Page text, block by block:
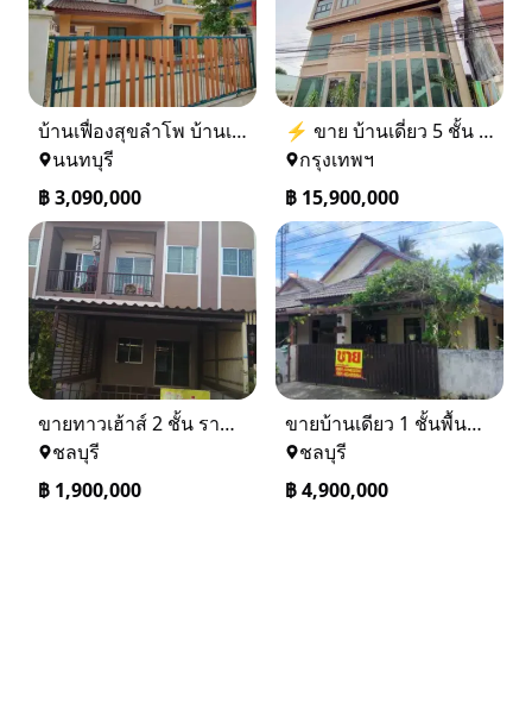
บ้านเฟื่องสุขลำโพ บ้านเดี่ยวสร้างใหม่ บางบัวทอง
นนทบุรี
฿3,090,000
⚡ ขาย บ้านเดี่ยว 5 ชั้น ซอย ประชาชื่น 14 ใกล้ BTS
กรุงเทพฯ
฿ 15,900,000
ขายทาวเฮ้าส์ 2 ชั้น ราคา 1.9 ล้านบาท ที่อยู่ ศรีราชา ชลบุรี
ชลบุรี
฿ 1,900,000
ขายบ้านเดียว 1 ชั้นพื้นที่ 102 ตรว บางละมุง ชลบุรี
ชลบุรี
฿4,900,000